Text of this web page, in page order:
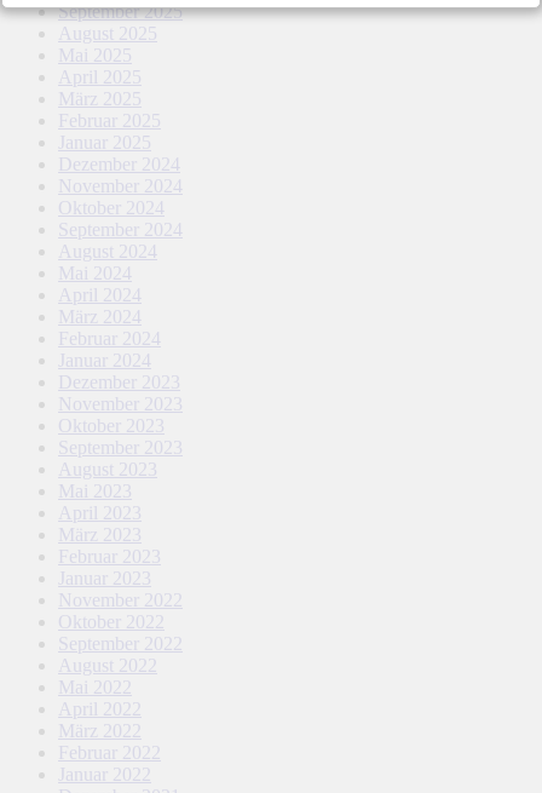
September 2025
August 2025
Mai 2025
April 2025
März 2025
Februar 2025
Januar 2025
Dezember 2024
November 2024
Oktober 2024
September 2024
August 2024
Mai 2024
April 2024
März 2024
Februar 2024
Januar 2024
Dezember 2023
November 2023
Oktober 2023
September 2023
August 2023
Mai 2023
April 2023
März 2023
Februar 2023
Januar 2023
November 2022
Oktober 2022
September 2022
August 2022
Mai 2022
April 2022
März 2022
Februar 2022
Januar 2022